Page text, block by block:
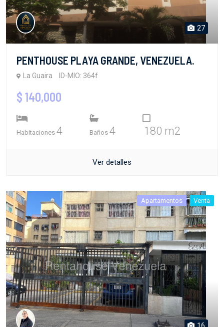
27
PENTHOUSE PLAYA GRANDE, VENEZUELA.
La Guaira ID-MIO: 364f
$ 140,000
Habitaciones 4 Baños 4 180 m2
Ver detalles
Apartamentos Venta
16